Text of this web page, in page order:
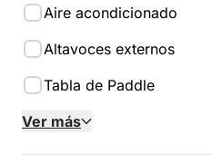
Aire acondicionado
Altavoces externos
Tabla de Paddle
Ver más